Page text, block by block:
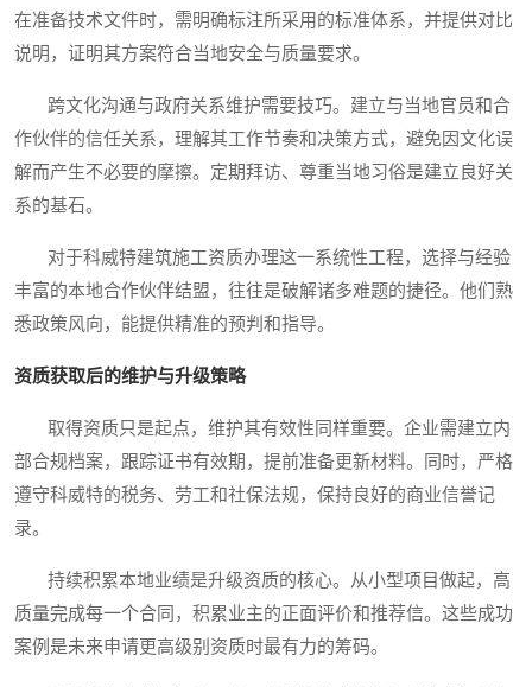
在准备技术文件时，需明确标注所采用的标准体系，并提供对比
说明，证明其方案符合当地安全与质量要求。
跨文化沟通与政府关系维护需要技巧。建立与当地官员和合
作伙伴的信任关系，理解其工作节奏和决策方式，避免因文化误
解而产生不必要的摩擦。定期拜访、尊重当地习俗是建立良好关
系的基石。
对于科威特建筑施工资质办理这一系统性工程，选择与经验
丰富的本地合作伙伴结盟，往往是破解诸多难题的捷径。他们熟
悉政策风向，能提供精准的预判和指导。
资质获取后的维护与升级策略
取得资质只是起点，维护其有效性同样重要。企业需建立内
部合规档案，跟踪证书有效期，提前准备更新材料。同时，严格
遵守科威特的税务、劳工和社保法规，保持良好的商业信誉记
录。
持续积累本地业绩是升级资质的核心。从小型项目做起，高
质量完成每一个合同，积累业主的正面评价和推荐信。这些成功
案例是未来申请更高级别资质时最有力的筹码。